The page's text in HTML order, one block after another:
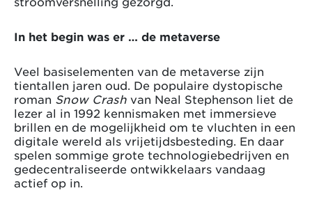
In het begin was er … de metaverse
Veel basiselementen van de metaverse zijn
tientallen jaren oud. De populaire dystopische
roman Snow Crash van Neal Stephenson liet de
lezer al in 1992 kennismaken met immersieve
brillen en de mogelijkheid om te vluchten in een
digitale wereld als vrijetijdsbesteding. En daar
spelen sommige grote technologiebedrijven en
gedecentraliseerde ontwikkelaars vandaag
actief op in.